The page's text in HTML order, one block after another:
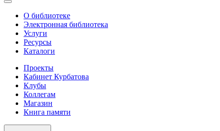
О библиотеке
Электронная библиотека
Услуги
Ресурсы
Каталоги
Проекты
Кабинет Курбатова
Клубы
Коллегам
Магазин
Книга памяти